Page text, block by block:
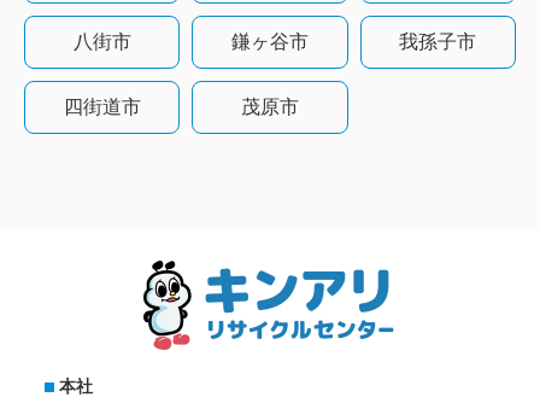
八街市 鎌ヶ谷市 我孫子市
四街道市 茂原市
本社